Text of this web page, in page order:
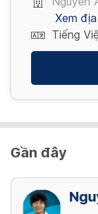
Prevenar 13
Các bệnh do
Xem
Tiếng
Gần đây